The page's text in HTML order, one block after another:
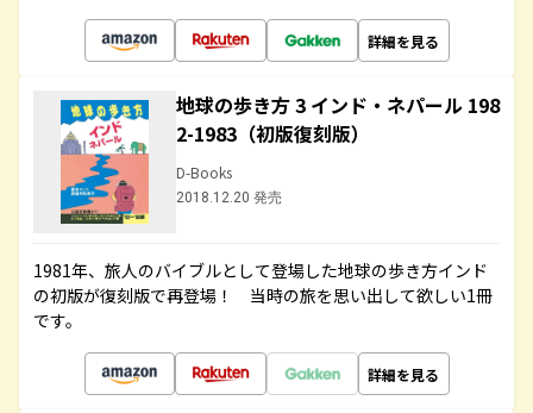
詳細を見る
地球の歩き方 3 インド・ネパール 198
2-1983（初版復刻版）
D-Books
2018.12.20 発売
1981年、旅人のバイブルとして登場した地球の歩き方インド
の初版が復刻版で再登場！ 当時の旅を思い出して欲しい1冊
です。
詳細を見る